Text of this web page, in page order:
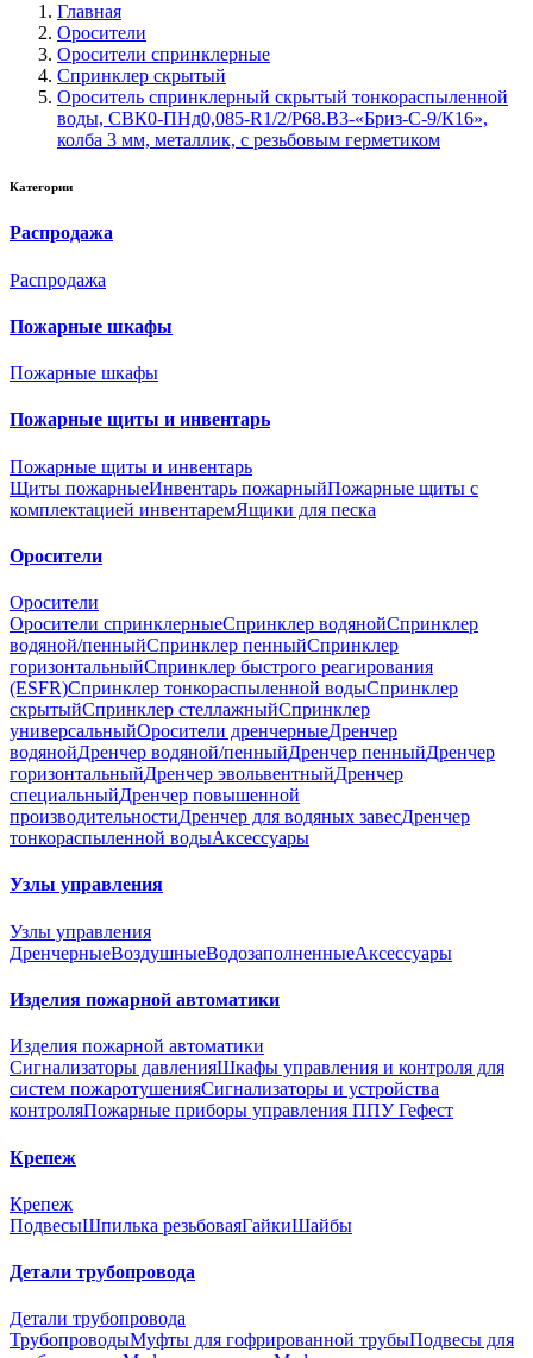
Главная
Оросители
Оросители спринклерные
Спринклер скрытый
Ороситель спринклерный скрытый тонкораспыленной
воды, CВК0-ПНд0,085-R1/2/P68.B3-«Бриз-С-9/К16»,
колба 3 мм, металлик, с резьбовым герметиком
Категории
Распродажа
Распродажа
Пожарные шкафы
Пожарные шкафы
Пожарные щиты и инвентарь
Пожарные щиты и инвентарь
Щиты пожарныеИнвентарь пожарныйПожарные щиты с
комплектацией инвентаремЯщики для песка
Оросители
Оросители
Оросители спринклерныеСпринклер водянойСпринклер
водяной/пенныйСпринклер пенныйСпринклер
горизонтальныйСпринклер быстрого реагирования
(ESFR)Спринклер тонкораспыленной водыСпринклер
скрытыйСпринклер стеллажныйСпринклер
универсальныйОросители дренчерныеДренчер
водянойДренчер водяной/пенныйДренчер пенныйДренчер
горизонтальныйДренчер эвольвентныйДренчер
специальныйДренчер повышенной
производительностиДренчер для водяных завесДренчер
тонкораспыленной водыАксессуары
Узлы управления
Узлы управления
ДренчерныеВоздушныеВодозаполненныеАксессуары
Изделия пожарной автоматики
Изделия пожарной автоматики
Сигнализаторы давленияШкафы управления и контроля для
систем пожаротушенияСигнализаторы и устройства
контроляПожарные приборы управления ППУ Гефест
Крепеж
Крепеж
ПодвесыШпилька резьбоваяГайкиШайбы
Детали трубопровода
Детали трубопровода
ТрубопроводыМуфты для гофрированной трубыПодвесы для